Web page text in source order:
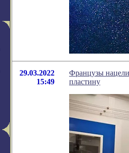
29.03.2022
15:49
Французы
пластину